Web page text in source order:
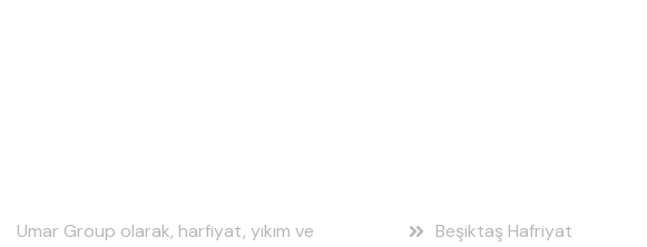
Umar Group olarak, harfiyat, yıkım ve
Beşiktaş Hafriyat